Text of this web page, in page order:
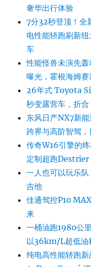
奢华出行体验
7分32秒登顶！
电性能轿跑刷新
车
性能怪兽未演先
曝光，霍根海姆
26年式 Toyota
秒变露营车，折
东风日产NX7新
跨界与高阶智驾
传奇W16引擎的
定制超跑Destrier
一人也可以玩乐
吉他
佳通驾控P10
来
一桶油跑1980公
以36km/L超低油
纯电高性能轿跑